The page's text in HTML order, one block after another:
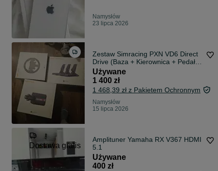
Namysłów
23 lipca 2026
Zestaw Simracing PXN VD6 Direct
Drive (Baza + Kierownica + Pedały)
| Stan Idealny, Miesięczny!
Używane
1 400 zł
1 468,39 zł z Pakietem Ochronnym
Namysłów
15 lipca 2026
Dostawa gratis
Amplituner Yamaha RX V367 HDMI
5.1
Używane
400 zł